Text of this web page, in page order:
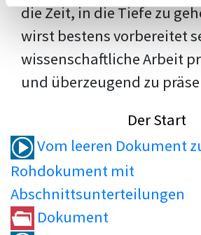
die Zeit, in die Tiefe zu
wirst bestens vorbereitet
wissenschaftliche Arbeit
und überzeugend zu
Der Start
Vom leeren Dokument
Rohdokument mit
Abschnittsunterteilungen
Dokument